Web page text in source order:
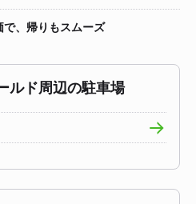
で、帰りもスムーズ
ルド周辺の駐車場